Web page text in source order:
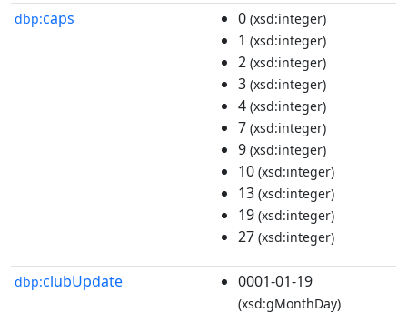
dbp:caps 0 (xsd:integer)
1 (xsd:integer)
2 (xsd:integer)
3 (xsd:integer)
4 (xsd:integer)
7 (xsd:integer)
9 (xsd:integer)
10 (xsd:integer)
13 (xsd:integer)
19 (xsd:integer)
27 (xsd:integer)
dbp:clubUpdate 0001-01-19
(xsd:gMonthDay)